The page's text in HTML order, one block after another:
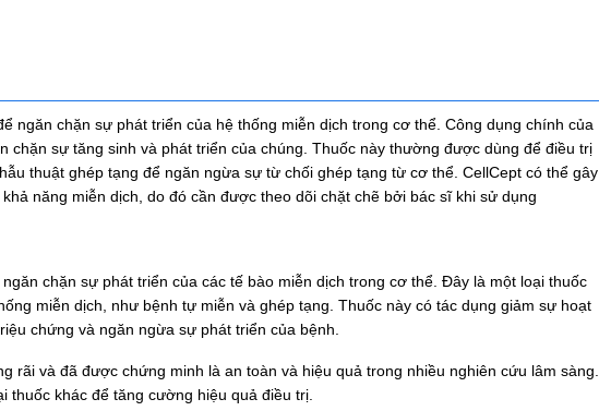
ngăn chặn sự phát triển của hệ thống miễn dịch trong cơ thể. Công dụng chính của
chặn sự tăng sinh và phát triển của chúng. Thuốc này thường được dùng để điều trị
thuật ghép tạng để ngăn ngừa sự từ chối ghép tạng từ cơ thể. CellCept có thể gây
năng miễn dịch, do đó cần được theo dõi chặt chẽ bởi bác sĩ khi sử dụng
chặn sự phát triển của các tế bào miễn dịch trong cơ thể. Đây là một loại thuốc
miễn dịch, như bệnh tự miễn và ghép tạng. Thuốc này có tác dụng giảm sự hoạt
chứng và ngăn ngừa sự phát triển của bệnh.
rãi và đã được chứng minh là an toàn và hiệu quả trong nhiều nghiên cứu lâm sàng.
thuốc khác để tăng cường hiệu quả điều trị.